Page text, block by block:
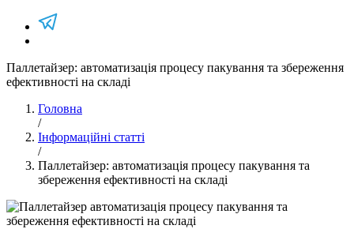
Паллетайзер: автоматизація процесу пакування та збереження
ефективності на складі
Головна
/
Інформаційні статті
/
Паллетайзер: автоматизація процесу пакування та
збереження ефективності на складі